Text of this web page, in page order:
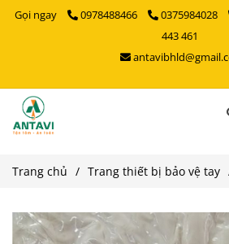
Gọi ngay 0978488466 0375984028
443 461
Trang chủ / Trang thiết bị bảo vệ tay